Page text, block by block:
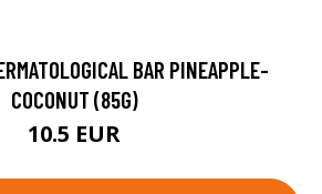
BAR PINEAPPLE-
COCONUT (85G)
10.5 EUR